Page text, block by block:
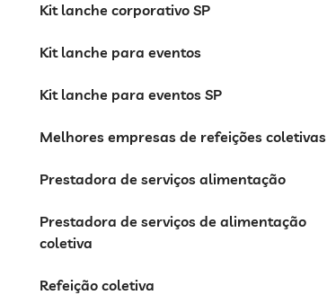
Kit lanche corporativo SP
Kit lanche para eventos
Kit lanche para eventos SP
Melhores empresas de refeições coletivas
Prestadora de serviços alimentação
Prestadora de serviços de alimentação
coletiva
Refeição coletiva